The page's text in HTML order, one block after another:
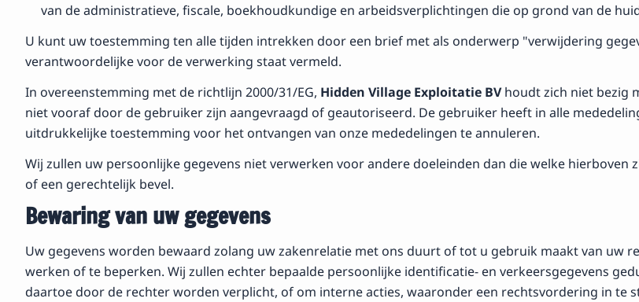
van de administratieve, fiscale, boekhoudkundige en arbeidsverplichtingen die op grond van de
U kunt uw toestemming ten alle tijden intrekken door een brief met als onderwerp "verwijdering
verantwoordelijke voor de verwerking staat vermeld.
In overeenstemming met de richtlijn 2000/31/EG, Hidden Village Exploitatie BVhoudt zich niet bezig
niet vooraf door de gebruiker zijn aangevraagd of geautoriseerd. De gebruiker heeft in alle
uitdrukkelijke toestemming voor het ontvangen van onze mededelingen te annuleren.
Wij zullen uw persoonlijke gegevens niet verwerken voor andere doeleinden dan die welke hierboven
of een gerechtelijk bevel.
Bewaring van uw gegevens
Uw gegevens worden bewaard zolang uw zakenrelatie met ons duurt of tot u gebruik maakt van uw
werken of te beperken. Wij zullen echter bepaalde persoonlijke identificatie- en verkeersgegevens
daartoe door de rechter worden verplicht, of om interne acties, waaronder een rechtsvordering in te